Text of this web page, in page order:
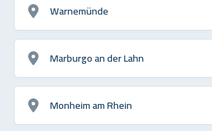
Warnemünde
Marburgo an der Lahn
Monheim am Rhein